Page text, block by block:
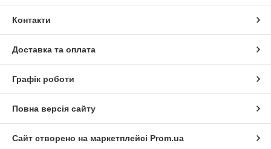
Контакти
Доставка та оплата
Графік роботи
Повна версія сайту
Сайт створено на маркетплейсі Prom.ua